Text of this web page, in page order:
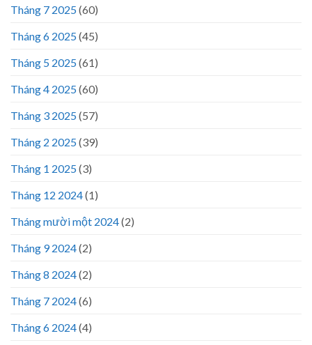
Tháng 7 2025(60)
Tháng 6 2025(45)
Tháng 5 2025(61)
Tháng 4 2025(60)
Tháng 3 2025(57)
Tháng 2 2025(39)
Tháng 1 2025(3)
Tháng 12 2024(1)
Tháng mười một 2024(2)
Tháng 9 2024(2)
Tháng 8 2024(2)
Tháng 7 2024(6)
Tháng 6 2024(4)